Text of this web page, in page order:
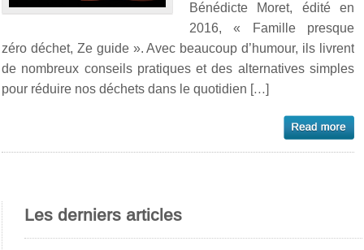
Bénédicte Moret, édité en
2016, « Famille presque
zéro déchet, Ze guide ». Avec beaucoup d’humour, ils livrent
de nombreux conseils pratiques et des alternatives simples
pour réduire nos déchets dans le quotidien […]
Les derniers articles